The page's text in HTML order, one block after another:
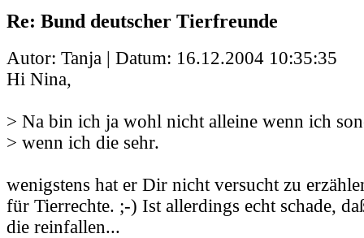
Re: Bund deutscher Tierfreunde
Autor: Tanja | Datum: 16.12.2004 10:35:35
Hi Nina,
> Na bin ich ja wohl nicht alleine wenn ich
> wenn ich die sehr.
wenigstens hat er Dir nicht versucht zu
für Tierrechte. ;-) Ist allerdings echt schade,
die reinfallen...